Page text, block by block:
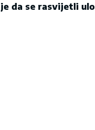
da se rasvijetli